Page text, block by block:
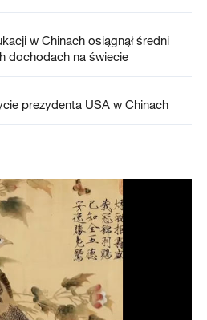
w Chinach osiągnął średni
dochodach na świecie
prezydenta USA w Chinach